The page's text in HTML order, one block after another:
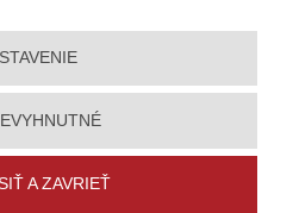
A ZAVRIEŤ
osobných údajov |Mapa stránky |